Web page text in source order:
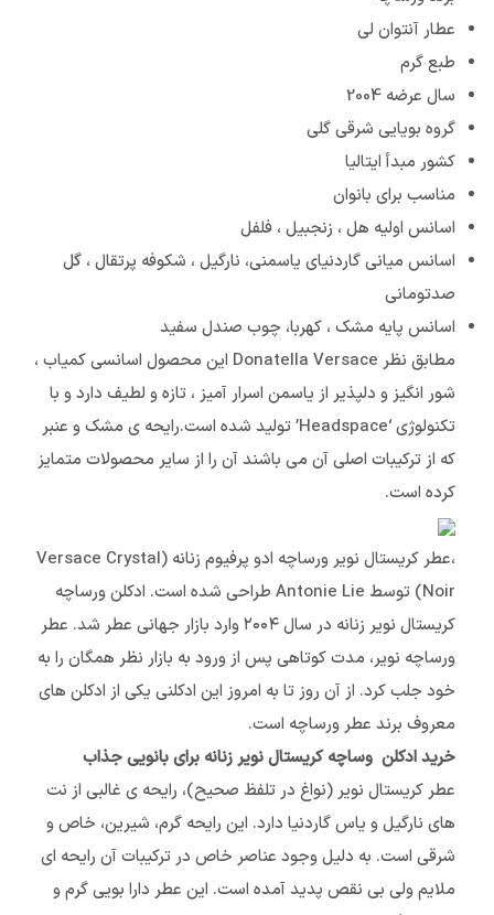
عطار آنتوان لی
طبع گرم
سال عرضه 2004
گروه بویایی شرقی گلی
کشور مبدأ ایتالیا
مناسب برای بانوان
اسانس اولیه هل ، زنجبیل ، فلفل
اسانس میانی گاردنیای یاسمنی، نارگیل ، شکوفه پرتقال ، گل
صدتومانی
اسانس پایه مشک ، کهربا، چوب صندل سفید
مطابق نظر Donatella Versace این محصول اسانسی کمیاب ،
شور انگیز و دلپذیر از یاسمن اسرار آمیز ، تازه و لطیف دارد و با
تکنولوژی ‘Headspace’ تولید شده است.رایحه ی مشک و عنبر
که از ترکیبات اصلی آن می باشند آن را از سایر محصولات متمایز
کرده است.
،عطر کریستال نویر ورساچه ادو پرفیوم زنانه (Versace Crystal
Noir) توسط Antonie Lie طراحی شده است. ادکلن ورساچه
کریستال نویر زنانه در سال ۲۰۰۴ وارد بازار جهانی عطر شد. عطر
ورساچه نویر، مدت کوتاهی پس از ورود به بازار نظر همگان را به
خود جلب کرد. از آن روز تا به امروز این ادکلنی یکی از ادکلن های
معروف برند عطر ورساچه است.
خرید ادکلن وساچه کریستال نویر زنانه برای بانویی جذاب
عطر کریستال نویر (نواغ در تلفظ صحیح)، رایحه ی غالبی از نت
های نارگیل و یاس گاردنیا دارد. این رایحه گرم، شیرین، خاص و
شرقی است. به دلیل وجود عناصر خاص در ترکیبات آن رایحه ای
ملایم ولی بی نقص پدید آمده است. این عطر دارا بویی گرم و